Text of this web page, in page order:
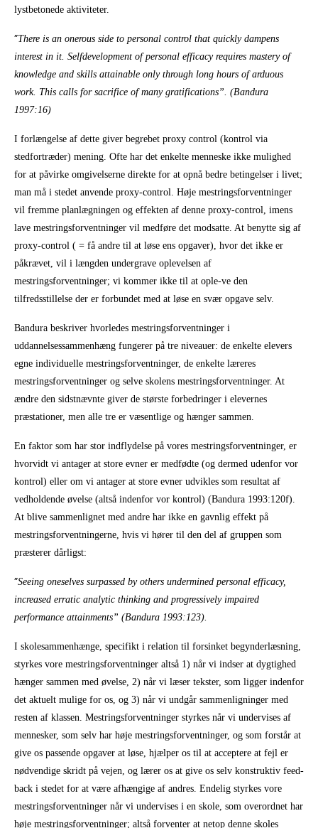
lystbetonede aktiviteter.
”There is an onerous side to personal control that quickly dampens
interest in it. Selfdevelopment of personal efficacy requires mastery of
knowledge and skills attainable only through long hours of arduous
work. This calls for sacrifice of many gratifications”. (Bandura
1997:16)
I forlængelse af dette giver begrebet proxy control (kontrol via
stedfortræder) mening. Ofte har det enkelte menneske ikke mulighed
for at påvirke omgivelserne direkte for at opnå bedre betingelser i livet;
man må i stedet anvende proxy-control. Høje mestringsforventninger
vil fremme planlægningen og effekten af denne proxy-control, imens
lave mestringsforventninger vil medføre det modsatte. At benytte sig af
proxy-control ( = få andre til at løse ens opgaver), hvor det ikke er
påkrævet, vil i længden undergrave oplevelsen af
mestringsforventninger; vi kommer ikke til at ople-ve den
tilfredsstillelse der er forbundet med at løse en svær opgave selv.
Bandura beskriver hvorledes mestringsforventninger i
uddannelsessammenhæng fungerer på tre niveauer: de enkelte elevers
egne individuelle mestringsforventninger, de enkelte læreres
mestringsforventninger og selve skolens mestringsforventninger. At
ændre den sidstnævnte giver de største forbedringer i elevernes
præstationer, men alle tre er væsentlige og hænger sammen.
En faktor som har stor indflydelse på vores mestringsforventninger, er
hvorvidt vi antager at store evner er medfødte (og dermed udenfor vor
kontrol) eller om vi antager at store evner udvikles som resultat af
vedholdende øvelse (altså indenfor vor kontrol) (Bandura 1993:120f).
At blive sammenlignet med andre har ikke en gavnlig effekt på
mestringsforventningerne, hvis vi hører til den del af gruppen som
præsterer dårligst:
”Seeing oneselves surpassed by others undermined personal efficacy,
increased erratic analytic thinking and progressively impaired
performance attainments” (Bandura 1993:123).
I skolesammenhænge, specifikt i relation til forsinket begynderlæsning,
styrkes vore mestringsforventninger altså 1) når vi indser at dygtighed
hænger sammen med øvelse, 2) når vi læser tekster, som ligger indenfor
det aktuelt mulige for os, og 3) når vi undgår sammenligninger med
resten af klassen. Mestringsforventninger styrkes når vi undervises af
mennesker, som selv har høje mestringsforventninger, og som forstår at
give os passende opgaver at løse, hjælper os til at acceptere at fejl er
nødvendige skridt på vejen, og lærer os at give os selv konstruktiv feed-
back i stedet for at være afhængige af andres. Endelig styrkes vore
mestringsforventninger når vi undervises i en skole, som overordnet har
høje mestringsforventninger; altså forventer at netop denne skoles